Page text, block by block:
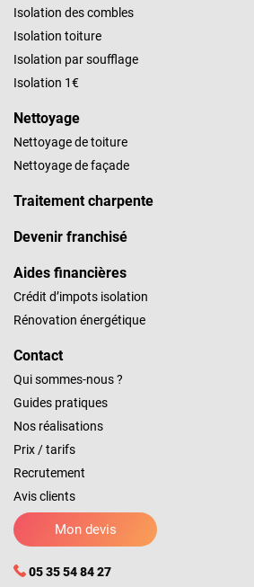
Isolation des combles
Isolation toiture
Isolation par soufflage
Isolation 1€
Nettoyage
Nettoyage de toiture
Nettoyage de façade
Traitement charpente
Devenir franchisé
Aides financières
Crédit d’impots isolation
Rénovation énergétique
Contact
Qui sommes-nous ?
Guides pratiques
Nos réalisations
Prix / tarifs
Recrutement
Avis clients
Mon devis
05 35 54 84 27